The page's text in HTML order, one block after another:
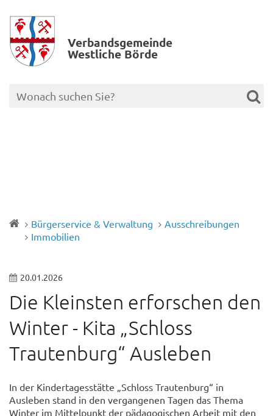
Verbands­gemeinde
Westliche Börde
Bürgerservice & Verwaltung
Ausschreibungen
Immobilien
20.01.2026
Die Kleinsten erforschen den
Winter - Kita „Schloss
Trautenburg“ Ausleben
In der Kindertagesstätte „Schloss Trautenburg“ in
Ausleben stand in den vergangenen Tagen das Thema
Winter im Mittelpunkt der pädagogischen Arbeit mit den